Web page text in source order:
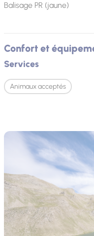
Balisage PR (jaune)
Confort et
Services
Animaux acceptés